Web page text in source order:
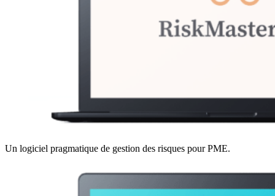
Un logiciel pragmatique de gestion des risques pour PME.